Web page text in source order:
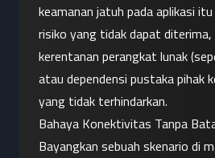
keamanan jatuh pada aplikasi
risiko yang tidak dapat
kerentanan perangkat lunak
atau dependensi pustaka pihak
yang tidak terhindarkan.
Bahaya Konektivitas Tanpa
Bayangkan sebuah skenario di